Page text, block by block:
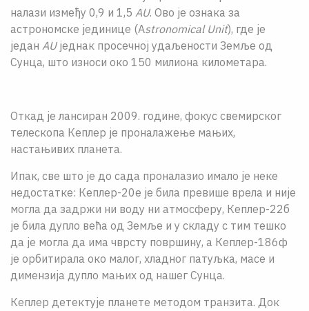
налази између 0,9 и 1,5 AU. Ово jе ознака за
астрономске jединице (Astronomical Unit), где jе
jедан AUједнак просечноj удаљености Земље од
Сунца, што износи око 150 милиона километара.
Откад је лансиран 2009. године, фокус свемирског
телескопа Кеплер је проналажење мањих,
настањивих планета.
Ипак, све што jе до сада проналазио имало jе неке
недостатке: Кеплер-20е jе била превише врела и ниjе
могла да задржи ни воду ни атмосферу, Кеплер-22б
jе била дупло већа од Земље и у складу с тим тешко
да jе могла да има чврсту површину, а Кеплер-186ф
jе орбитирала око малог, хладног патуљка, масе и
димензиjа дупло мањих од нашег Сунца.
Кеплер детектује планете методом транзита. Док